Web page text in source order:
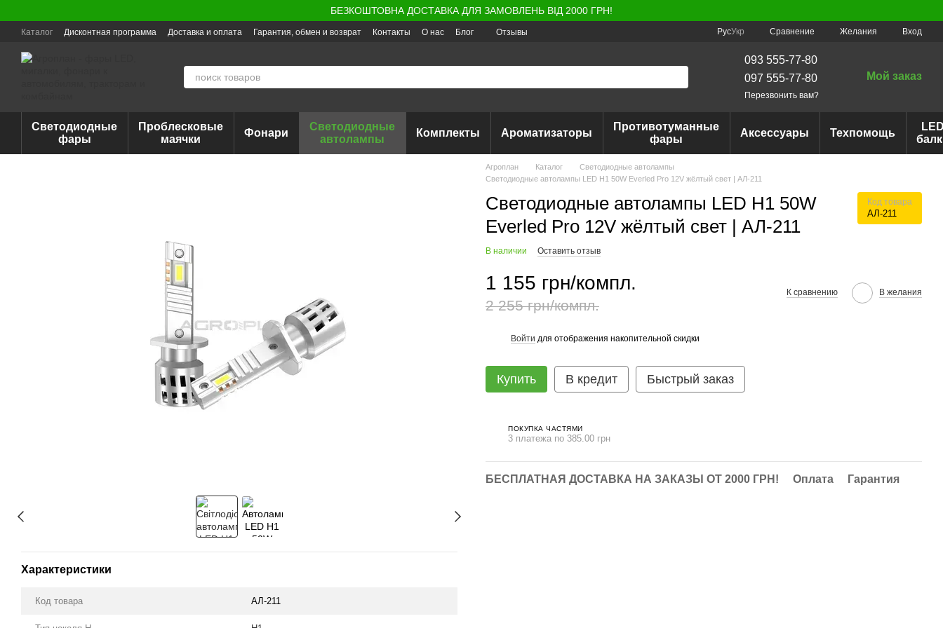
БЕЗКОШТОВНА ДОСТАВКА ДЛЯ ЗАМОВЛЕНЬ ВІД 2000 ГРН!
Каталог Дисконтная программа Доставка и оплата Гарантия, обмен и возврат Контакты О нас Блог Отзывы РусУкр Сравнение Желания Вход
093 555-77-80
097 555-77-80
Перезвонить вам?
Мой заказ
Светодиодные
фары
Проблесковые
маячки
Фонари
Светодиодные
автолампы
Комплекты Ароматизаторы
Противотуманные
фары
Аксессуары Техпомощь
Характеристики
Код товара АЛ-211
Агроплан Каталог
Светодиодные автолампы
Светодиодные автолампы LED H1 50W Everled Pro 12V жёлтый свет | АЛ-211
Светодиодные автолампы LED H1 50W
Everled Pro 12V жёлтый свет | АЛ-211
Код товара
АЛ-211
В наличии Оставить отзыв
1 155 грн/компл.
2 255 грн/компл.
К сравнению В желания
Войти для отображения накопительной скидки
Купить В кредит Быстрый заказ
ПОКУПКА ЧАСТЯМИ
3 платежа по 385.00 грн
БЕСПЛАТНАЯ ДОСТАВКА НА ЗАКАЗЫ ОТ 2000 ГРН! Оплата Гарантия